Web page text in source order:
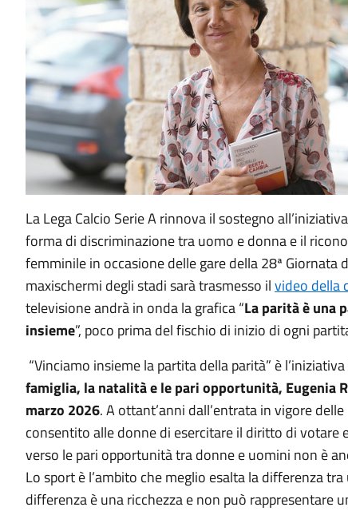
La Lega Calcio Serie A rinnova il sostegno
forma di discriminazione tra uomo e donna e il
femminile in occasione delle gare della 28ª Giornata
maxischermi degli stadi sarà trasmesso ilvideo della
televisione andrà in onda la grafica “La parità è una
insieme”, poco prima del fischio di inizio di ogni
“Vinciamo insieme la partita della parità” è
famiglia, la natalità e le pari opportunità, Eugenia
marzo 2026. A ottant’anni dall’entrata in vigore
consentito alle donne di esercitare il diritto di votare
verso le pari opportunità tra donne e uomini non è
Lo sport è l’ambito che meglio esalta la differenza
differenza è una ricchezza e non può rappresentare